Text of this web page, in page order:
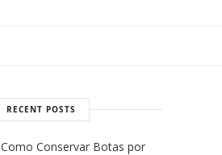
RECENT POSTS
Como Conservar Botas por